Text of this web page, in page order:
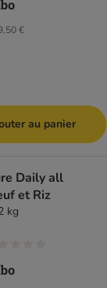
€
au panier
Daily all
et Riz
kg